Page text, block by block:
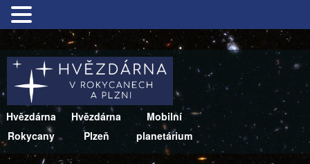
Hvězdárna
Rokycany
Hvězdárna
Plzeň
Mobilní
planetárium